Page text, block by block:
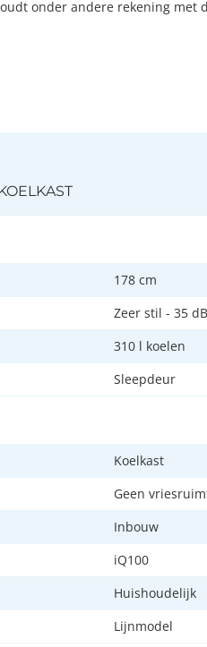
onder andere rekening met
178 cm
Zeer stil - 35 dB
310 l koelen
Sleepdeur
Koelkast
Geen
Inbouw
iQ100
Huishoudelijk
Lijnmodel